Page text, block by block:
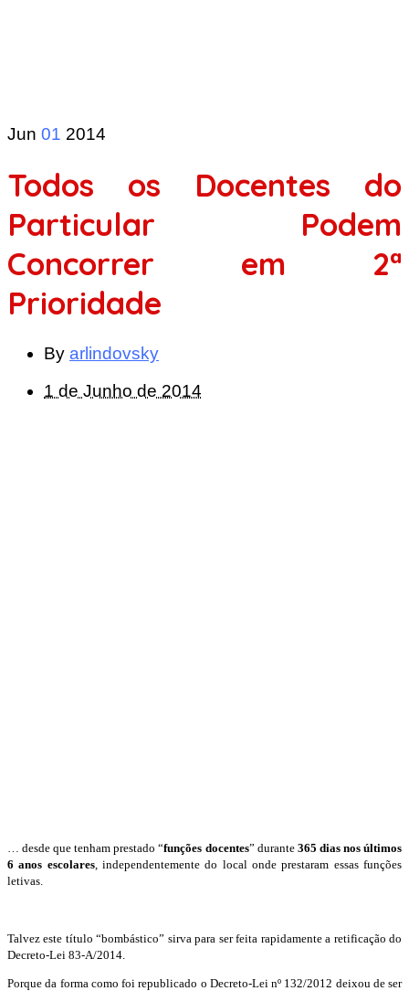
Jun 01 2014
Todos os Docentes do
Particular Podem
Concorrer em 2ª
Prioridade
By arlindovsky
1 de Junho de 2014
… desde que tenham prestado “funções docentes” durante 365 dias nos últimos
6 anos escolares, independentemente do local onde prestaram essas funções
letivas.
Talvez este título “bombástico” sirva para ser feita rapidamente a retificação do
Decreto-Lei 83-A/2014.
Porque da forma como foi republicado o Decreto-Lei nº 132/2012 deixou de ser